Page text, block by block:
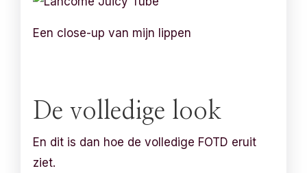
Een close-up van mijn lippen
De volledige look
En dit is dan hoe de volledige FOTD eruit
ziet.